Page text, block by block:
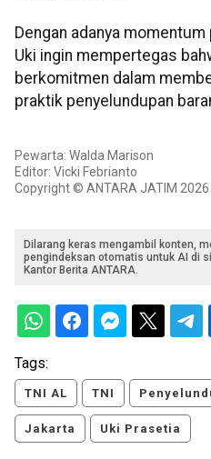
Dengan adanya
Uki ingin mempertegas
berkomitmen dalam
praktik penyelundupan
Pewarta: Walda Marison
Editor: Vicki Febrianto
Copyright © ANTARA JATIM 2026
Dilarang keras mengambil konten,
pengindeksan otomatis untuk AI di
Kantor Berita ANTARA.
Tags:
TNI AL TNI
Jakarta Uki Prasetia